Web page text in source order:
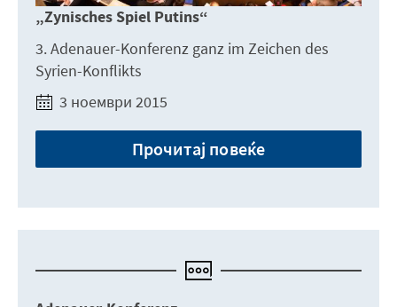
„Zynisches Spiel Putins“
3. Adenauer-Konferenz ganz im Zeichen des
Syrien-Konflikts
3 ноември 2015
Прочитај повеќе